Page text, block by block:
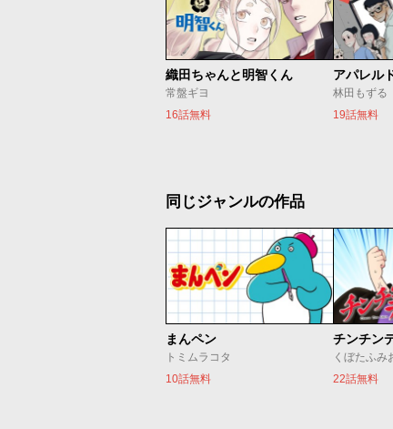
織田ちゃんと明智くん
常盤ギヨ
16話無料
アパレル
林田もずる
19話無料
同じジャンルの作品
まんペン
トミムラコタ
10話無料
チンチン
くぼたふみ
22話無料